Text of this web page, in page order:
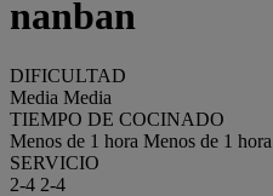
nanban
DIFICULTAD
Media Media
TIEMPO DE COCINADO
Menos de 1 hora Menos de 1 hora
SERVICIO
2-4 2-4